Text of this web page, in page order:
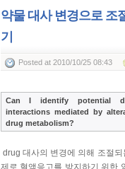
약물 대사 변경으로 조
기
Posted at 2010/10/25 08:43
Can I identify potential
interactions mediated by
drug metabolism?
drug 대사의 변경에 의해 조절